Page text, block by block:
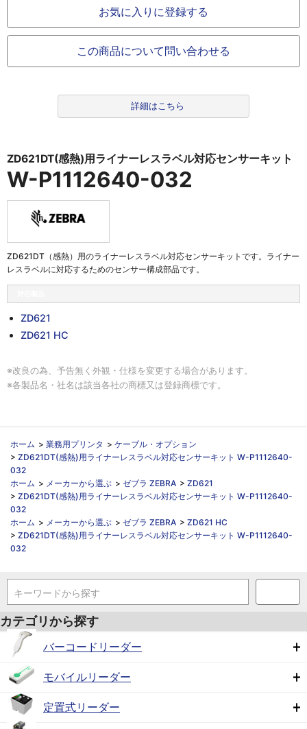
お気に入りに登録する
この商品について問い合わせる
詳細はこちら
ZD621DT(感熱)用ライナーレスラベル対応センサーキット
W-P1112640-032
ZD621DT（感熱）用のライナーレスラベル対応センサーキットです。ライナー
レスラベルに対応するためのセンサー構成部品です。
ZD621
ZD621 HC
※改良の為、予告無く外観・仕様を変更する場合があります。
※各製品名・社名は該当各社の商標又は登録商標です。
ホーム > 業務用プリンタ > ケーブル・オプション
> ZD621DT(感熱)用ライナーレスラベル対応センサーキット W-P1112640-
032
ホーム > メーカーから選ぶ > ゼブラ ZEBRA > ZD621
> ZD621DT(感熱)用ライナーレスラベル対応センサーキット W-P1112640-
032
ホーム > メーカーから選ぶ > ゼブラ ZEBRA > ZD621 HC
> ZD621DT(感熱)用ライナーレスラベル対応センサーキット W-P1112640-
032
キーワードから探す
カテゴリから探す
バーコードリーダー
モバイルリーダー
定置式リーダー